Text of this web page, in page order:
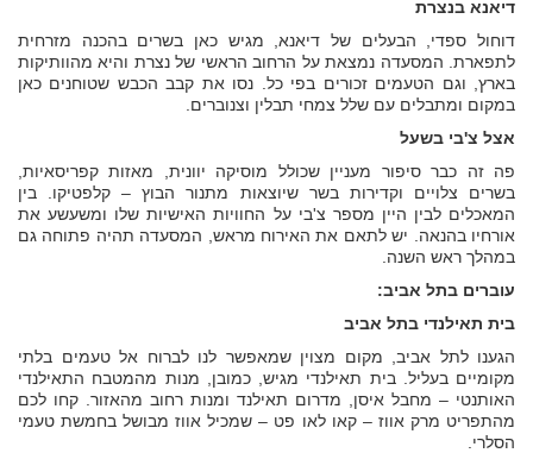
דיאנא בנצרת
דוחול ספדי, הבעלים של דיאנא, מגיש כאן בשרים בהכנה מזרחית
לתפארת. המסעדה נמצאת על הרחוב הראשי של נצרת והיא מהוותיקות
בארץ, וגם הטעמים זכורים בפי כל. נסו את קבב הכבש שטוחנים כאן
במקום ומתבלים עם שלל צמחי תבלין וצנוברים.
אצל צ'בי בשעל
פה זה כבר סיפור מעניין שכולל מוסיקה יוונית, מאזות קפריסאיות,
בשרים צלויים וקדירות בשר שיוצאות מתנור הבוץ – קלפטיקו. בין
המאכלים לבין היין מספר צ'בי על החוויות האישיות שלו ומשעשע את
אורחיו בהנאה. יש לתאם את האירוח מראש, המסעדה תהיה פתוחה גם
במהלך ראש השנה.
עוברים בתל אביב:
בית תאילנדי בתל אביב
הגענו לתל אביב, מקום מצוין שמאפשר לנו לברוח אל טעמים בלתי
מקומיים בעליל. בית תאילנדי מגיש, כמובן, מנות מהמטבח התאילנדי
האותנטי – מחבל איסן, מדרום תאילנד ומנות רחוב מהאזור. קחו לכם
מהתפריט מרק אווז – קאו לאו פט – שמכיל אווז מבושל בחמשת טעמי
הסלרי.